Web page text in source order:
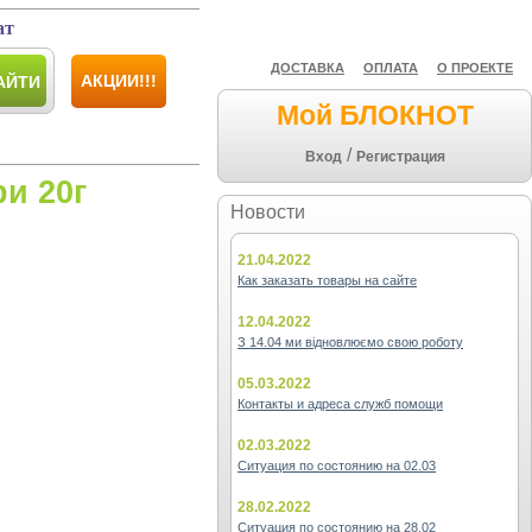
ДОСТАВКА ОПЛАТА О ПРОЕКТЕ
Мой БЛОКНОТ
Вход / Регистрация
Новости
21.04.2022
Как заказать товары на сайте
12.04.2022
З 14.04 ми відновлюємо свою роботу
05.03.2022
Контакты и адреса служб помощи
02.03.2022
Ситуация по состоянию на 02.03
28.02.2022
Ситуация по состоянию на 28.02
АКЦИИ!!!
20г